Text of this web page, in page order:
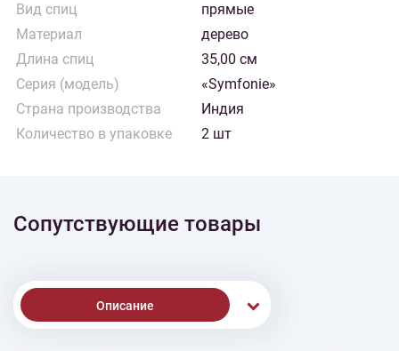
Вид спиц
прямые
Материал
дерево
Длина спиц
35,00 см
Серия (модель)
«Symfonie»
Страна производства
Индия
Количество в упаковке
2 шт
Сопутствующие товары
Описание